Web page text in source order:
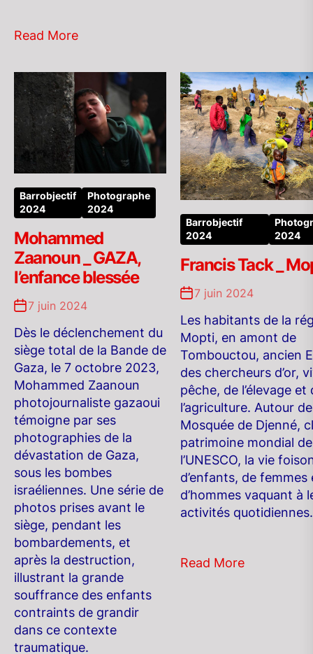
Read More
Barrobjectif
2024
Photographe
2024
Mohammed
Zaanoun _ GAZA,
l’enfance blessée
7 juin 2024
Dès le déclenchement du
siège total de la Bande de
Gaza, le 7 octobre 2023,
Mohammed Zaanoun
photojournaliste gazaoui
témoigne par ses
photographies de la
dévastation de Gaza,
sous les bombes
israéliennes. Une série de
photos prises avant le
siège, pendant les
bombardements, et
après la destruction,
illustrant la grande
souffrance des enfants
contraints de grandir
dans ce contexte
traumatique.
Barrobjectif
2024
2024
Francis Tack _
7 juin 2024
Les habitants de la
Mopti, en amont de
Tombouctou, ancien
des chercheurs d’or,
pêche, de l’élevage et
l’agriculture. Autour
Mosquée de Djenné,
patrimoine mondial de
l’UNESCO, la vie
d’enfants, de femmes
d’hommes vaquant à
activités quotidiennes.
Read More